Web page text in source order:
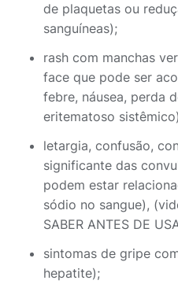
de plaquetas ou
sanguíneas);
rash com manchas
face que pode ser
febre, náusea, perda
eritematoso
letargia, confusão,
significante das
podem estar
sódio no sangue),
SABER ANTES DE
sintomas de gripe
hepatite);